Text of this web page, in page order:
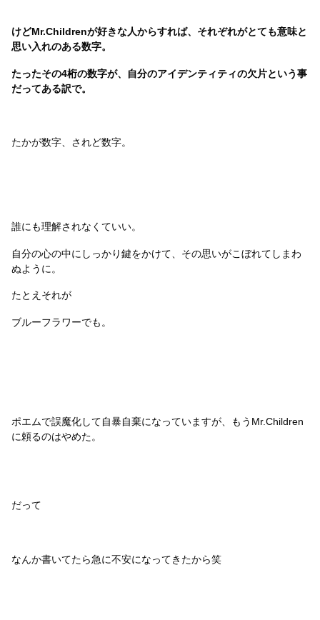
けどMr.Childrenが好きな人からすれば、それぞれがとても意味と
思い入れのある数字。
たったその4桁の数字が、自分のアイデンティティの欠片という事
だってある訳で。
たかが数字、されど数字。
誰にも理解されなくていい。
自分の心の中にしっかり鍵をかけて、その思いがこぼれてしまわ
ぬように。
たとえそれが
ブルーフラワーでも。
ポエムで誤魔化して自暴自棄になっていますが、もうMr.Children
に頼るのはやめた。
だって
なんか書いてたら急に不安になってきたから笑